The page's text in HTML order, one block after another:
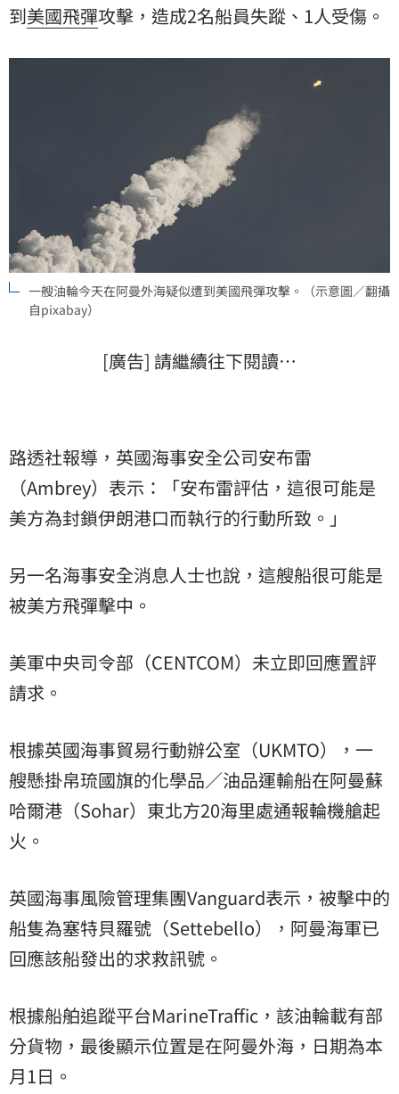
到美國飛彈攻擊，造成2名船員失蹤、1人受傷。
一艘油輪今天在阿曼外海疑似遭到美國飛彈攻擊。（示意圖／翻攝
自pixabay）
[廣告] 請繼續往下閱讀…
路透社報導，英國海事安全公司安布雷
（Ambrey）表示：「安布雷評估，這很可能是
美方為封鎖伊朗港口而執行的行動所致。」
另一名海事安全消息人士也說，這艘船很可能是
被美方飛彈擊中。
美軍中央司令部（CENTCOM）未立即回應置評
請求。
根據英國海事貿易行動辦公室（UKMTO），一
艘懸掛帛琉國旗的化學品／油品運輸船在阿曼蘇
哈爾港（Sohar）東北方20海里處通報輪機艙起
火。
英國海事風險管理集團Vanguard表示，被擊中的
船隻為塞特貝羅號（Settebello），阿曼海軍已
回應該船發出的求救訊號。
根據船舶追蹤平台MarineTraffic，該油輪載有部
分貨物，最後顯示位置是在阿曼外海，日期為本
月1日。